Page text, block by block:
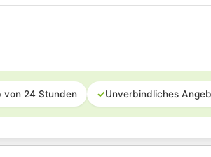
von 24 Stunden ✓Unverbindliches